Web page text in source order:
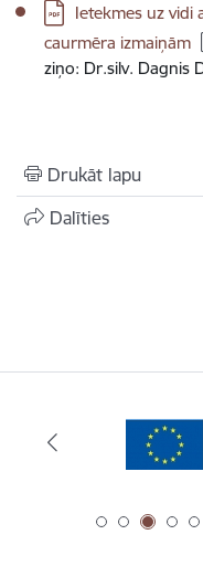
Lejupielādēt:
Ietekmes uz vidi
caurmēra izmaiņām
ziņo: Dr.silv. Dagnis
Drukāt lapu
Dalīties